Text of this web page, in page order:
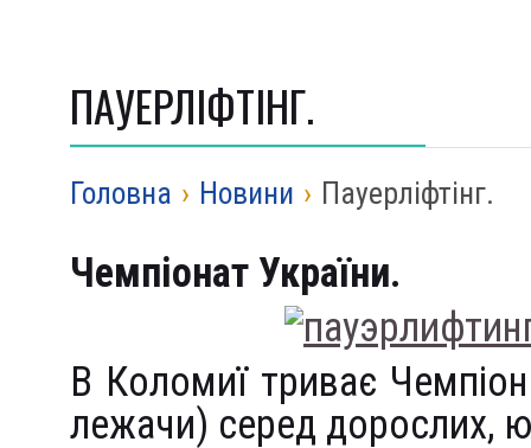
ПАУЕРЛІФТІНГ.
Головна › Новини › Пауерліфтінг.
Чемпіонат України.
В Коломиї триває
лежачи) серед дорослих,